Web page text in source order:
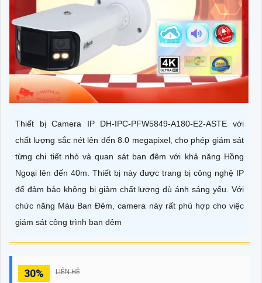
Thiết bị Camera IP DH-IPC-PFW5849-A180-E2-ASTE với
chất lượng sắc nét lên đến 8.0 megapixel, cho phép giám sát
từng chi tiết nhỏ và quan sát ban đêm với khả năng Hồng
Ngoại lên đến 40m. Thiết bị này được trang bị công nghệ IP
để đảm bảo không bị giảm chất lượng dù ánh sáng yếu. Với
chức năng Màu Ban Đêm, camera này rất phù hợp cho việc
giám sát công trình ban đêm
30% LIÊN HỆ